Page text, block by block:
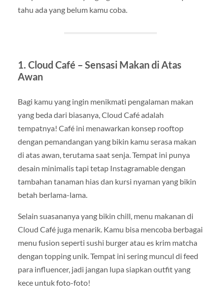
tahu ada yang belum kamu coba.
1. Cloud Café – Sensasi Makan di Atas
Awan
Bagi kamu yang ingin menikmati pengalaman makan
yang beda dari biasanya, Cloud Café adalah
tempatnya! Café ini menawarkan konsep rooftop
dengan pemandangan yang bikin kamu serasa makan
di atas awan, terutama saat senja. Tempat ini punya
desain minimalis tapi tetap Instagramable dengan
tambahan tanaman hias dan kursi nyaman yang bikin
betah berlama-lama.
Selain suasananya yang bikin chill, menu makanan di
Cloud Café juga menarik. Kamu bisa mencoba berbagai
menu fusion seperti sushi burger atau es krim matcha
dengan topping unik. Tempat ini sering muncul di feed
para influencer, jadi jangan lupa siapkan outfit yang
kece untuk foto-foto!